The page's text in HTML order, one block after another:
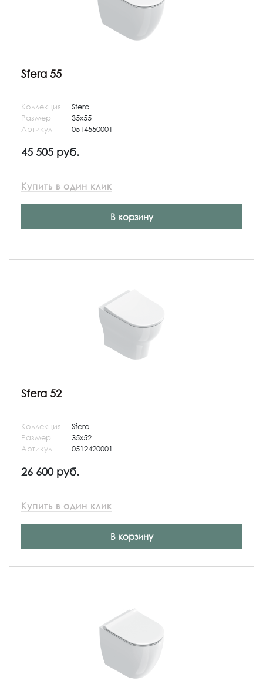
Sfera 55
Коллекция
Sfera
Размер
35x55
Артикул
0514550001
45 505 руб.
Купить в один клик
В корзину
Sfera 52
Коллекция
Sfera
Размер
35x52
Артикул
0512420001
26 600 руб.
Купить в один клик
В корзину